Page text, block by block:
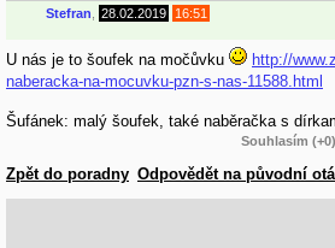
Stefran 28.02.2019 16:51
U nás je to šoufek na močůvku
http://
naberacka-na-mocuvku-pzn-s-nas-11588.html
Šufánek: malý šoufek, také naběračka s
Souhlasím (+0)
Zpět do poradny Odpovědět na původní